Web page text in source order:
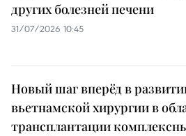
других болезней печени
31/07/2026 10:45
Новый шаг вперёд в
вьетнамской хирургии в
трансплантации